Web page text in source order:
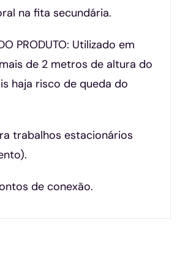
na fita secundária.
PRODUTO: Utilizado em
de 2 metros de altura do
haja risco de queda do
trabalhos estacionários
de conexão.